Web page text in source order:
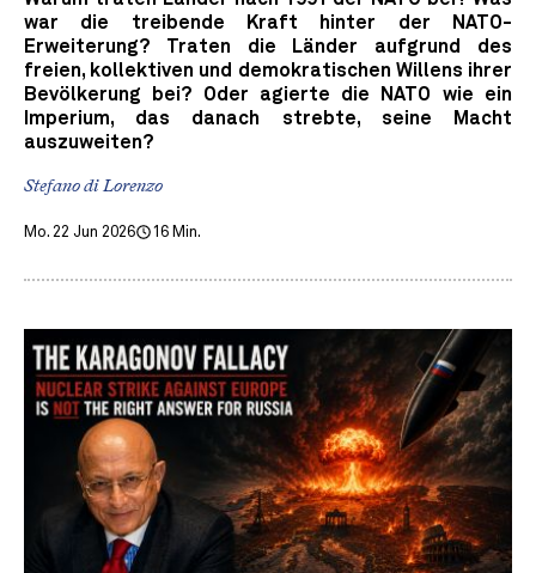
war die treibende Kraft hinter der NATO-
Erweiterung? Traten die Länder aufgrund des
freien, kollektiven und demokratischen Willens ihrer
Bevölkerung bei? Oder agierte die NATO wie ein
Imperium, das danach strebte, seine Macht
auszuweiten?
Stefano di Lorenzo
Mo. 22 Jun 2026 16 Min.